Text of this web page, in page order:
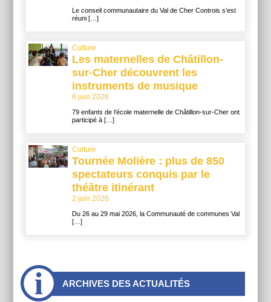
Le conseil communautaire du Val de Cher Controis s’est
réuni […]
Culture
Les maternelles de Châtillon-
sur-Cher découvrent les
instruments de musique
6 juin 2026
79 enfants de l’école maternelle de Châtillon-sur-Cher ont
participé à […]
Culture
Tournée Molière : plus de 850
spectateurs conquis par le
théâtre itinérant
2 juin 2026
Du 26 au 29 mai 2026, la Communauté de communes Val
[…]
À
côtés
ARCHIVES DES ACTUALITÉS